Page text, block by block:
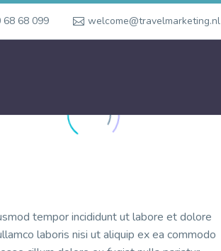
68 68 099 welcome@travelmarketing.nl
tempor incididunt ut labore et dolore
laboris nisi ut aliquip ex ea commodo